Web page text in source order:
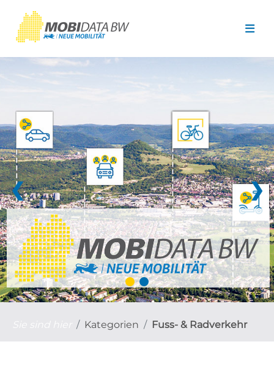
❮ ❯
Kategorien Fuss- & Radverkehr